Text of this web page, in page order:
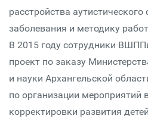
расстройства
заболевания и методику
В 2015 году сотрудники
проект по заказу
и науки Архангельской
по организации мероприятий
корректировки развития